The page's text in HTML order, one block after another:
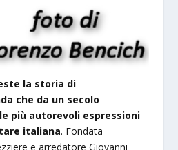
la storia di
che da un secolo
più autorevoli espressioni
italiana. Fondata
e arredatore Giovanni